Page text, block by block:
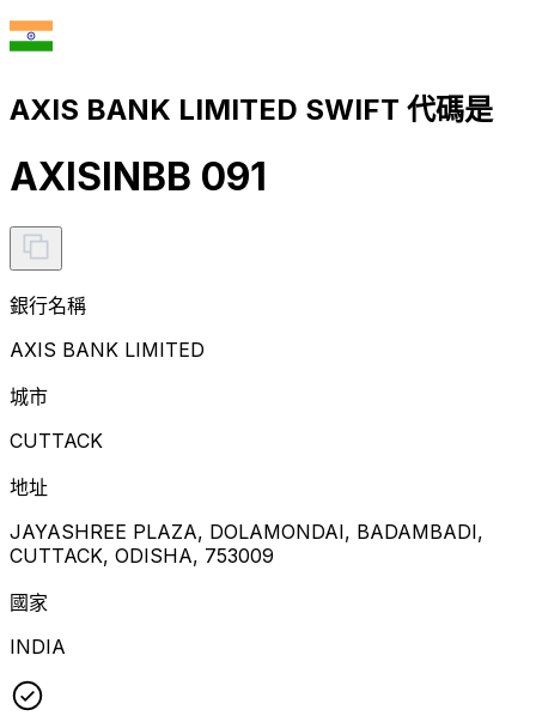
AXIS BANK LIMITED SWIFT 代碼是
AXISINBB 091
銀行名稱
AXIS BANK LIMITED
城市
CUTTACK
地址
JAYASHREE PLAZA, DOLAMONDAI, BADAMBADI,
CUTTACK, ODISHA, 753009
國家
INDIA